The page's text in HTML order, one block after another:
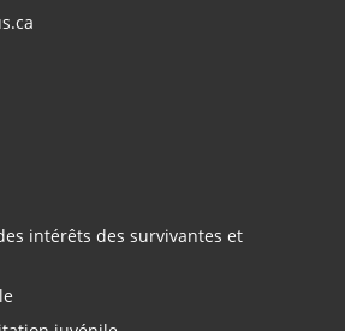
intérêts des survivantes et